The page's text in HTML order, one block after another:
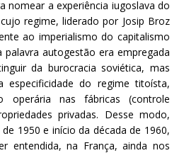
nomear a experiência iugoslava do
regime, liderado por Josip Broz
ao imperialismo do capitalismo
palavra autogestão era empregada
da burocracia soviética, mas
especificidade do regime titoísta,
operária nas fábricas (controle
privadas. Desse modo,
1950 e início da década de 1960,
entendida, na França, ainda nos